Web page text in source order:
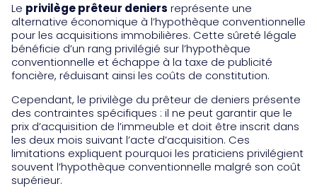
Le privilège prêteur deniers représente une
alternative économique à l’hypothèque conventionnelle
pour les acquisitions immobilières. Cette sûreté légale
bénéficie d’un rang privilégié sur l’hypothèque
conventionnelle et échappe à la taxe de publicité
foncière, réduisant ainsi les coûts de constitution.
Cependant, le privilège du prêteur de deniers présente
des contraintes spécifiques : il ne peut garantir que le
prix d’acquisition de l’immeuble et doit être inscrit dans
les deux mois suivant l’acte d’acquisition. Ces
limitations expliquent pourquoi les praticiens privilégient
souvent l’hypothèque conventionnelle malgré son coût
supérieur.